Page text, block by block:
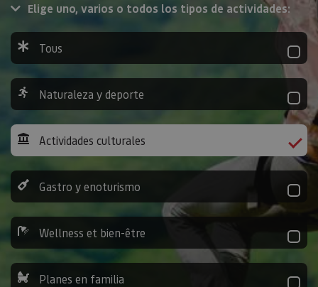
Elige uno, varios o todos los tipos de actividades:
Tous
Naturaleza y deporte
Actividades culturales
Gastro y enoturismo
Wellness et bien-être
Planes en familia